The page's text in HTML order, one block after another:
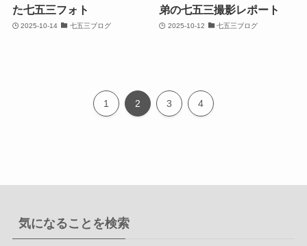
た七五三フォト
2025-10-14 七五三ブログ
弟の七五三撮影レポート
2025-10-12 七五三ブログ
1 2 3 4
気になることを検索